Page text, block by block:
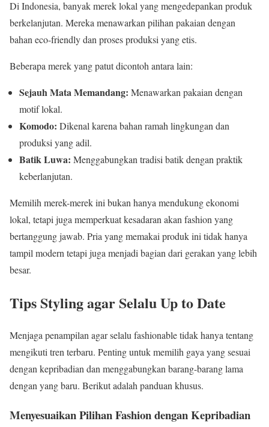
Di Indonesia, banyak merek lokal yang mengedepankan produk
berkelanjutan. Mereka menawarkan pilihan pakaian dengan
bahan eco-friendly dan proses produksi yang etis.
Beberapa merek yang patut dicontoh antara lain:
Sejauh Mata Memandang: Menawarkan pakaian dengan
motif lokal.
Komodo: Dikenal karena bahan ramah lingkungan dan
produksi yang adil.
Batik Luwa: Menggabungkan tradisi batik dengan praktik
keberlanjutan.
Memilih merek-merek ini bukan hanya mendukung ekonomi
lokal, tetapi juga memperkuat kesadaran akan fashion yang
bertanggung jawab. Pria yang memakai produk ini tidak hanya
tampil modern tetapi juga menjadi bagian dari gerakan yang lebih
besar.
Tips Styling agar Selalu Up to Date
Menjaga penampilan agar selalu fashionable tidak hanya tentang
mengikuti tren terbaru. Penting untuk memilih gaya yang sesuai
dengan kepribadian dan menggabungkan barang-barang lama
dengan yang baru. Berikut adalah panduan khusus.
Menyesuaikan Pilihan Fashion dengan Kepribadian